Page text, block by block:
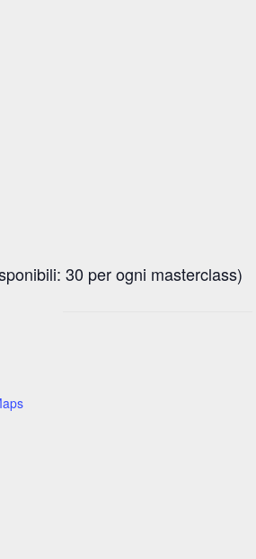
30 per ogni masterclass)